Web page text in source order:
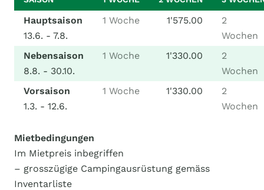
Hauptsaison
13.6. - 7.8.
1 Woche 1'575.00
2
Wochen
Nebensaison
8.8. - 30.10.
1 Woche 1'330.00
2
Wochen
Vorsaison
1.3. - 12.6.
1 Woche 1'330.00
2
Wochen
Mietbedingungen
Im Mietpreis inbegriffen
– grosszügige Campingausrüstung gemäss
Inventarliste